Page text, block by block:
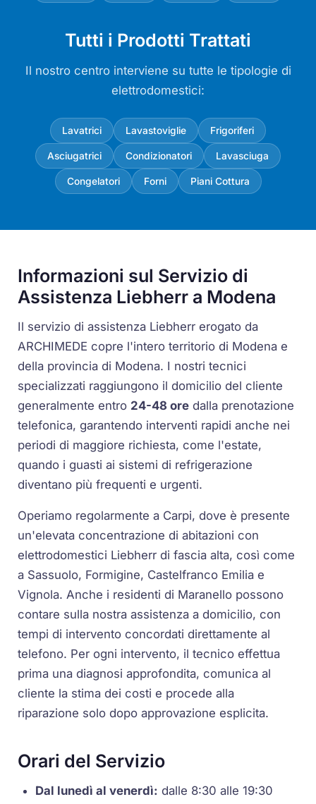
Tutti i Prodotti Trattati
Il nostro centro interviene su tutte le tipologie di
elettrodomestici:
Lavatrici Lavastoviglie Frigoriferi
Asciugatrici Condizionatori Lavasciuga
Congelatori Forni Piani Cottura
Informazioni sul Servizio di
Assistenza Liebherr a Modena
Il servizio di assistenza Liebherr erogato da
ARCHIMEDE copre l'intero territorio di Modena e
della provincia di Modena. I nostri tecnici
specializzati raggiungono il domicilio del cliente
generalmente entro 24-48 ore dalla prenotazione
telefonica, garantendo interventi rapidi anche nei
periodi di maggiore richiesta, come l'estate,
quando i guasti ai sistemi di refrigerazione
diventano più frequenti e urgenti.
Operiamo regolarmente a Carpi, dove è presente
un'elevata concentrazione di abitazioni con
elettrodomestici Liebherr di fascia alta, così come
a Sassuolo, Formigine, Castelfranco Emilia e
Vignola. Anche i residenti di Maranello possono
contare sulla nostra assistenza a domicilio, con
tempi di intervento concordati direttamente al
telefono. Per ogni intervento, il tecnico effettua
prima una diagnosi approfondita, comunica al
cliente la stima dei costi e procede alla
riparazione solo dopo approvazione esplicita.
Orari del Servizio
Dal lunedì al venerdì: dalle 8:30 alle 19:30